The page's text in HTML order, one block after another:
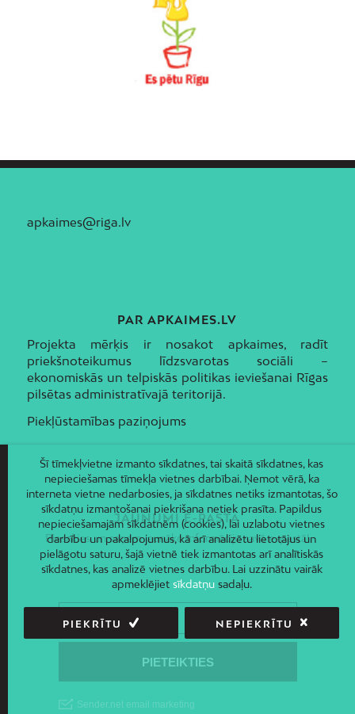
apkaimes@riga.lv
PAR APKAIMES.LV
Projekta mērķis ir nosakot apkaimes, radīt
priekšnoteikumus līdzsvarotas sociāli –
ekonomiskās un telpiskās politikas ieviešanai Rīgas
pilsētas administratīvajā teritorijā.
Piekļūstamības paziņojums
JAUNUMI E-PASTĀ
Piesakies un saņem jaunāko informāciju savā e-pastā!
Šī tīmekļvietne izmanto sīkdatnes, tai skaitā sīkdatnes, kas
nepieciešamas tīmekļa vietnes darbībai. Ņemot vērā, ka
interneta vietne nedarbosies, ja sīkdatnes netiks izmantotas, šo
sīkdatņu izmantošanai piekrišana netiek prasīta. Papildus
nepieciešamajām sīkdatnēm (cookies), lai uzlabotu vietnes
darbību un pakalpojumus, kā arī analizētu lietotājus un
pielāgotu saturu, šajā vietnē tiek izmantotas arī analītiskās
sīkdatnes, kas analizē vietnes darbību. Lai uzzinātu vairāk
apmeklējiet sīkdatņusadaļu.
PIEKRĪTU NEPIEKRĪTU